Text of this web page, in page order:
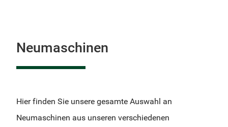
Neumaschinen
Hier finden Sie unsere gesamte Auswahl an
Neumaschinen aus unseren verschiedenen